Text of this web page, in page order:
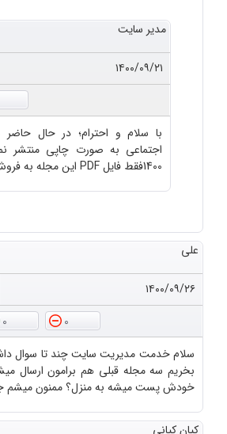
مدیر سایت
۱۴۰۰/۰۹/۲۱
با سلام و احترام؛ در حال
اجتماعی به صورت چاپی منتشر
1400فقط فایل PDF این مجله به فروش خواهد رسید.
علی
۱۴۰۰/۰۹/۲۶
0
0
سلام خدمت مدیریت سایت چند تا سوال
بخریم سه مجله قبلی هم برامون ارسال
خودش پست میشه به منزل؟ ممنون میشم
کیان کیانی